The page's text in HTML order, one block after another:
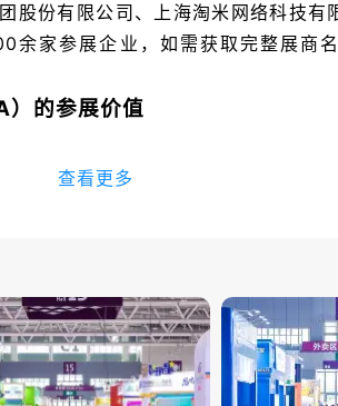
股份有限公司、上海淘米网络科技有
余家参展企业，如需获取完整展商
）的参展价值
聚1400余家全球参展企业，吸引超7
童用品展、国际授权及衍生品展同期
、幼教游乐设施、童车婴童用品、
教育到IP商业化，上下游企业高效对
查看更多